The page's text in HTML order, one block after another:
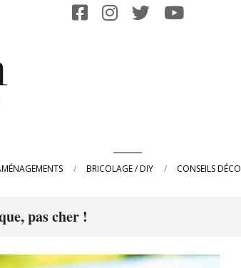
BRICOLAGE / DIY CONSEILS DÉCO
pas cher !